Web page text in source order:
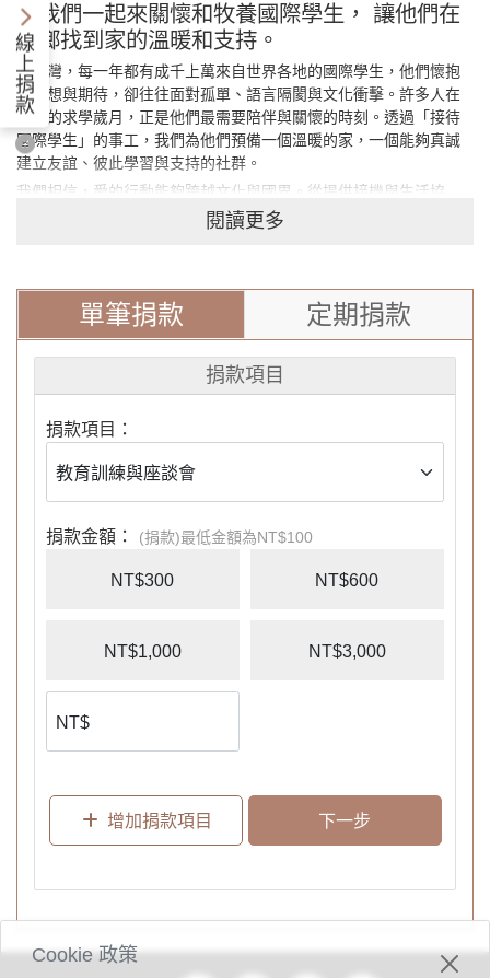
讓我們一起來關懷和牧養國際學生， 讓他們在
異鄉找到家的溫暖和支持。
在台灣，每一年都有成千上萬來自世界各地的國際學生，他們懷抱
著夢想與期待，卻往往面對孤單、語言隔閡與文化衝擊。許多人在
這裡的求學歲月，正是他們最需要陪伴與關懷的時刻。透過「接待
國際學生」的事工，我們為他們預備一個溫暖的家，一個能夠真誠
建立友誼、彼此學習與支持的社群。
我們相信，愛的行動能夠跨越文化與國界。從提供接機與生活協
助，到舉辦語言交流、文化體驗活動，以及小組聚會和節日餐會，
然而，要長期持續推動這樣的服事，需要穩定的經費支持。每一次
的活動都需要場地租金、餐飲費用、交通補助及教材資源。我們的
同工也需要基本的行政與宣教支援，好讓他們能全心投入陪伴與門
訓學生的工作。若沒有您的參與，這些看似微小卻關鍵的細節將難
我們誠摯邀請您成為這項事工的同工與支持者。您的每一份奉獻，
為影響家庭、社區，甚至整個世代的種子。讓我們一同建造一個跨
文化的信仰社群，使台灣成為國際學生經歷愛與轉化的祝福之地。
願您與我們一同看見這個異象，並透過愛心奉獻，讓更多國際學生
閱讀更多
單筆捐款 定期捐款
捐款項目
捐款項目：
捐款金額： (捐款)最低金額為NT$100
NT$300 NT$600
NT$1,000 NT$3,000
增加捐款項目 下一步
Cookie 政策
線
上
捐
款